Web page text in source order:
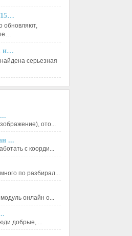
обновляют,
и…
серьезная
ото...
...
с коорди...
по разбирал...
онлайн о...
добрые, ...